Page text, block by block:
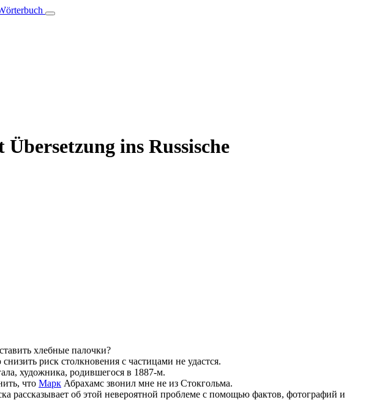
ins Russische
хлебные палочки?
риск столкновения с частицами не удастся.
художника, родившегося в 1887-м.
что Марк Абрахамс звонил мне не из Стокгольма.
рассказывает об этой невероятной проблеме с помощью фактов, фотографий и